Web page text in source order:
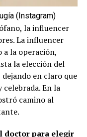
(Instagram)
la influencer
La influencer
la operación,
la elección del
en claro que
celebrada. En la
camino al
doctor para elegir